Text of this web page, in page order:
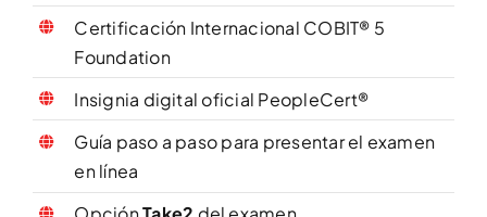
Certificación Internacional COBIT® 5
Foundation
Insignia digital oficial PeopleCert®
Guía paso a paso para presentar el examen
en línea